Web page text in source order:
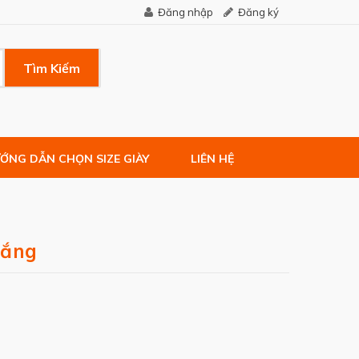
Đăng nhập Đăng ký
Tìm Kiếm
DẪN CHỌN SIZE GIÀY LIÊN HỆ